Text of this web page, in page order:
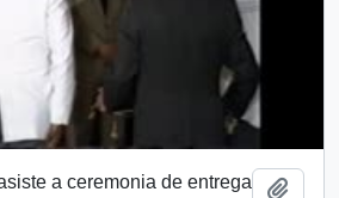
a ceremonia de entrega